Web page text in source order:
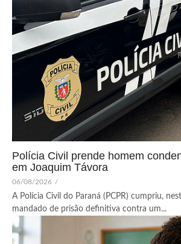
Polícia Civil prende homem
em Joaquim Távora
06/08/2026 /
A Polícia Civil do Paraná (PCPR) cumpriu,
mandado de prisão definitiva contra um...